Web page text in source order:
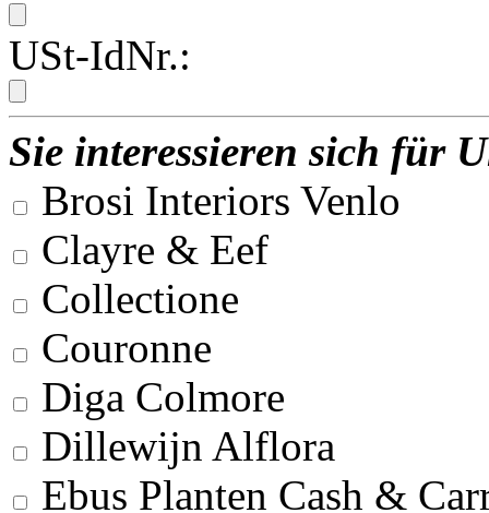
USt-IdNr.:
Sie interessieren sich für
Brosi Interiors Venlo
Clayre & Eef
Collectione
Couronne
Diga Colmore
Dillewijn Alflora
Ebus Planten Cash &